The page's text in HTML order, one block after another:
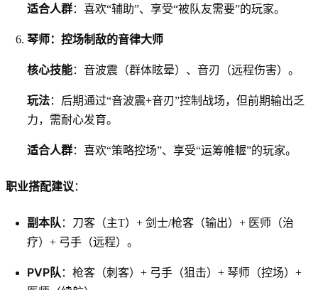
适合人群：喜欢“辅助”、享受“被队友需要”的玩家。
琴师：控场制敌的音律大师
核心技能：音波震（群体眩晕）、音刃（远程伤害）。
玩法：后期通过“音波震+音刃”控制战场，但前期输出乏
力，需耐心发育。
适合人群：喜欢“策略控场”、享受“运筹帷幄”的玩家。
职业搭配建议：
副本队 ：刀客（主T）+ 剑士/枪客（输出）+ 医师（治
疗）+ 弓手（远程）。
PVP队 ：枪客（刺客）+ 弓手（狙击）+ 琴师（控场）+